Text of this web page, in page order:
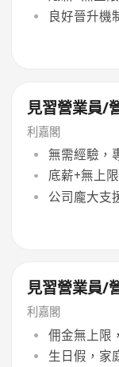
良好晉升機
見習營業員/
利嘉閣
無需經驗，
底薪+無上
公司龐大支
見習營業員/
利嘉閣
佣金無上限
生日假，家